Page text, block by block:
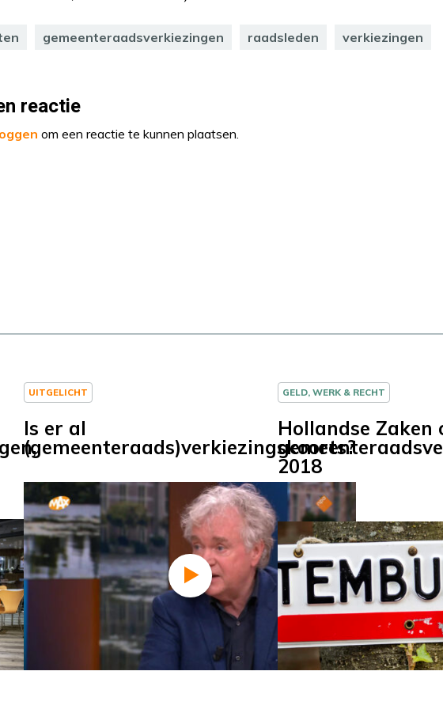
gemeenteraadsverkiezingen raadsleden verkiezingen
reactie
om een reactie te kunnen plaatsen.
UITGELICHT
Is er al
(gemeenteraads)verkiezingskoorts?
GELD, WERK & RECHT
Hollandse Zaken
2018